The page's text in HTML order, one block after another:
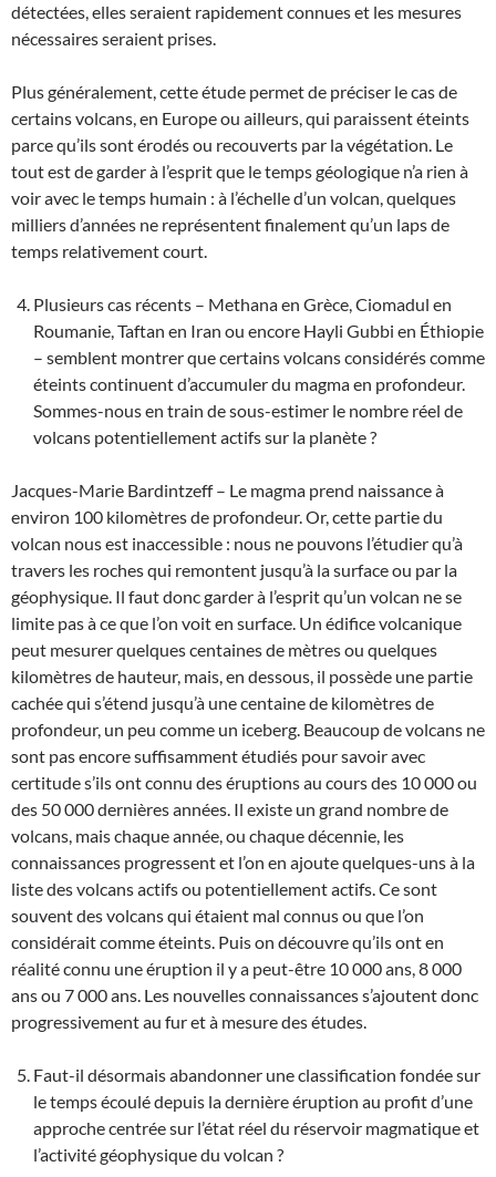
détectées, elles seraient rapidement connues et les mesures
nécessaires seraient prises.
Plus généralement, cette étude permet de préciser le cas de
certains volcans, en Europe ou ailleurs, qui paraissent éteints
parce qu’ils sont érodés ou recouverts par la végétation. Le
tout est de garder à l’esprit que le temps géologique n’a rien à
voir avec le temps humain : à l’échelle d’un volcan, quelques
milliers d’années ne représentent finalement qu’un laps de
temps relativement court.
Plusieurs cas récents – Methana en Grèce, Ciomadul en
Roumanie, Taftan en Iran ou encore Hayli Gubbi en Éthiopie
– semblent montrer que certains volcans considérés comme
éteints continuent d’accumuler du magma en profondeur.
Sommes-nous en train de sous-estimer le nombre réel de
volcans potentiellement actifs sur la planète ?
Jacques-Marie Bardintzeff – Le magma prend naissance à
environ 100 kilomètres de profondeur. Or, cette partie du
volcan nous est inaccessible : nous ne pouvons l’étudier qu’à
travers les roches qui remontent jusqu’à la surface ou par la
géophysique. Il faut donc garder à l’esprit qu’un volcan ne se
limite pas à ce que l’on voit en surface. Un édifice volcanique
peut mesurer quelques centaines de mètres ou quelques
kilomètres de hauteur, mais, en dessous, il possède une partie
cachée qui s’étend jusqu’à une centaine de kilomètres de
profondeur, un peu comme un iceberg. Beaucoup de volcans ne
sont pas encore suffisamment étudiés pour savoir avec
certitude s’ils ont connu des éruptions au cours des 10 000 ou
des 50 000 dernières années. Il existe un grand nombre de
volcans, mais chaque année, ou chaque décennie, les
connaissances progressent et l’on en ajoute quelques-uns à la
liste des volcans actifs ou potentiellement actifs. Ce sont
souvent des volcans qui étaient mal connus ou que l’on
considérait comme éteints. Puis on découvre qu’ils ont en
réalité connu une éruption il y a peut-être 10 000 ans, 8 000
ans ou 7 000 ans. Les nouvelles connaissances s’ajoutent donc
progressivement au fur et à mesure des études.
Faut-il désormais abandonner une classification fondée sur
le temps écoulé depuis la dernière éruption au profit d’une
approche centrée sur l’état réel du réservoir magmatique et
l’activité géophysique du volcan ?